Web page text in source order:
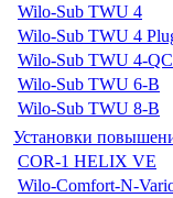
Wilo-Sub TWU 4
Wilo-Sub TWU 4
Wilo-Sub TWU 4-QC
Wilo-Sub TWU 6-B
Wilo-Sub TWU 8-B
Установки
COR-1 HELIX VE
Wilo-Comfort-N-